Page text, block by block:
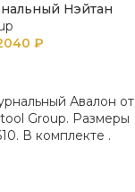
Нэйтан
₽